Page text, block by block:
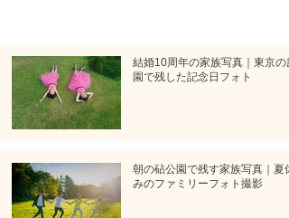
結婚10周年の家族写真｜東京の
園で残した記念日フォト
朝の砧公園で残す家族写真｜夏休
みのファミリーフォト撮影